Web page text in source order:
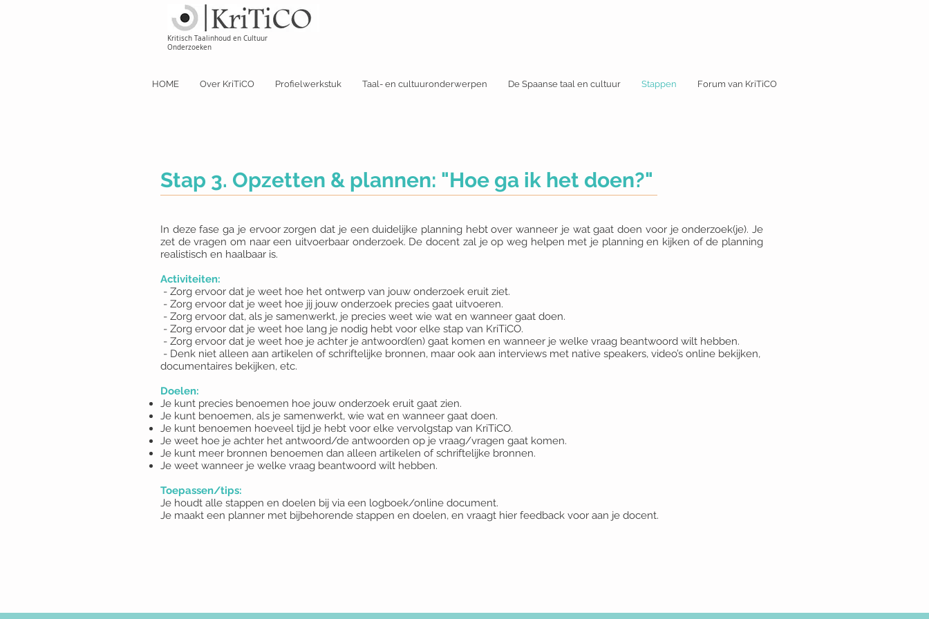
Kritisch Taalinhoud en Cultuur
Onderzoeken
HOME Over KriTiCO Profielwerkstuk Taal- en cultuuronderwerpen De Spaanse taal en cultuur Stappen Forum van KriTiCO
Stap 3. Opzetten & plannen: "Hoe ga ik het doen?"
In deze fase ga je ervoor zorgen dat je een duidelijke planning hebt over wanneer je wat gaat doen voor je onderzoek(je). Je
zet de vragen om naar een uitvoerbaar onderzoek. De docent zal je op weg helpen met je planning en kijken of de planning
realistisch en haalbaar is.
Activiteiten:
- Zorg ervoor dat je weet hoe het ontwerp van jouw onderzoek eruit ziet.
- Zorg ervoor dat je weet hoe jij jouw onderzoek precies gaat uitvoeren.
- Zorg ervoor dat, als je samenwerkt, je precies weet wie wat en wanneer gaat doen.
- Zorg ervoor dat je weet hoe lang je nodig hebt voor elke stap van KriTiCO.
- Zorg ervoor dat je weet hoe je achter je antwoord(en) gaat komen en wanneer je welke vraag beantwoord wilt hebben.
- Denk niet alleen aan artikelen of schriftelijke bronnen, maar ook aan interviews met native speakers, video’s online bekijken,
documentaires bekijken, etc.
Doelen:
Je kunt precies benoemen hoe jouw onderzoek eruit gaat zien.
Je kunt benoemen, als je samenwerkt, wie wat en wanneer gaat doen.
Je kunt benoemen hoeveel tijd je hebt voor elke vervolgstap van KriTiCO.
Je weet hoe je achter het antwoord/de antwoorden op je vraag/vragen gaat komen.
Je kunt meer bronnen benoemen dan alleen artikelen of schriftelijke bronnen.
Je weet wanneer je welke vraag beantwoord wilt hebben.
Toepassen/tips:
Je houdt alle stappen en doelen bij via een logboek/online document.
Je maakt een planner met bijbehorende stappen en doelen, en vraagt hier feedback voor aan je docent.